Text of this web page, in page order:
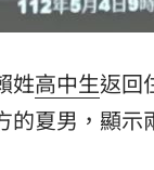
播
星吃美食！ 18:15
姓高中生返回
的夏男，顯示